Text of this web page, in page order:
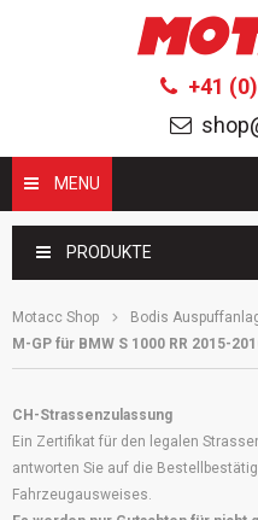
+41
MENU
PRODUKTE
Motacc Shop Bodis
M-GP für BMW S 1000 RR 2015-
CH-Strassenzulassung
Ein Zertifikat für den legalen
antworten Sie auf die
Fahrzeugausweises.